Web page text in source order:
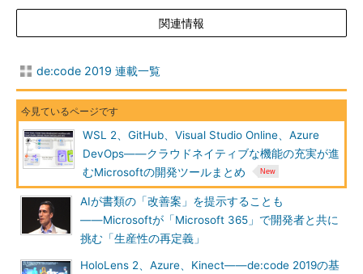
関連情報
de:code 2019 連載一覧
WSL 2、GitHub、Visual Studio Online、Azure
DevOps――クラウドネイティブな機能の充実が進
むMicrosoftの開発ツールまとめ
AIが書類の「改善案」を提示することも
――Microsoftが「Microsoft 365」で開発者と共に
挑む「生産性の再定義」
HoloLens 2、Azure、Kinect――de:code 2019の基